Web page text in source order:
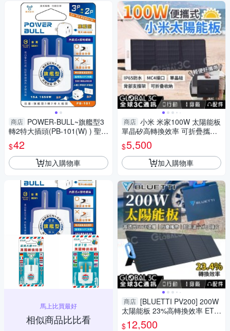
商店 POWER-BULL~旗艦型3
轉2特大插頭(PB-101(W) ) 聖岡
科技【小三美日】 DS016396
$42
加入購物車
馬上比買最好
相似商品比比看
商店 小米 米家100W 太陽能板
單晶矽高轉換效率 可折疊攜帶
MC4接口 耐高溫 防潑水防塵
$5,500
加入購物車
商店 [BLUETTI PV200] 200W
太陽能板 23%高轉換效率 ETF
E塗層 EB3A/EB55/EB70S
$12,500